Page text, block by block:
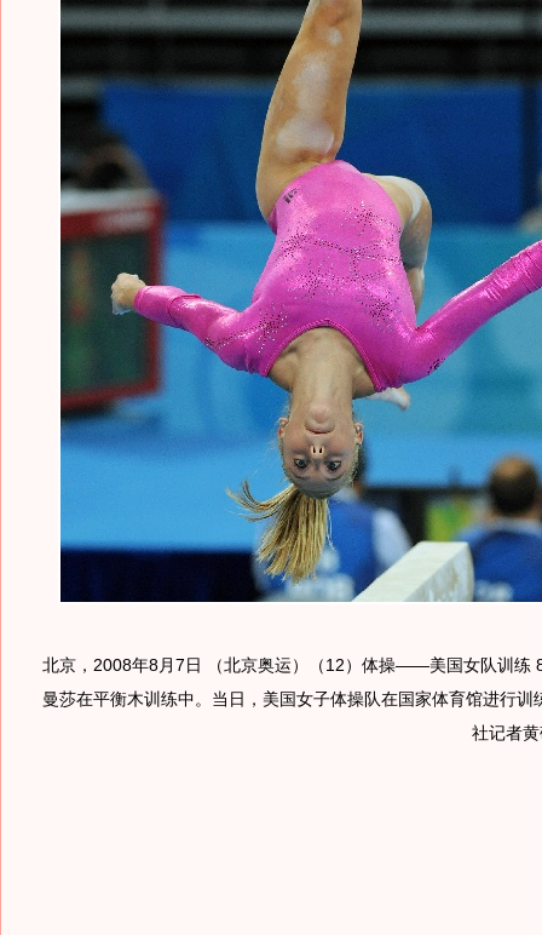
北京，2008年8月7日 （北京奥运）（12）体操——美国女队训练
曼莎在平衡木训练中。当日，美国女子体操队在国家体育馆进行训
社记者